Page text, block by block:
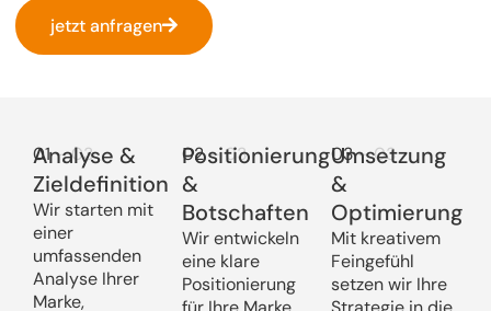
jetzt anfragen
01– 03
Analyse &
Zieldefinition
Wir starten mit
einer
umfassenden
Analyse Ihrer
Marke,
02– 03
Positionierung
&
Botschaften
Wir entwickeln
eine klare
Positionierung
03– 03
Umsetzung
&
Optimierung
Mit kreativem
Feingefühl
setzen wir Ihre